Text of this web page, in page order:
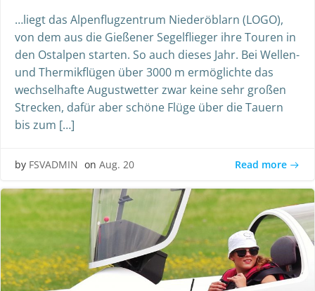
…liegt das Alpenflugzentrum Niederöblarn (LOGO),
von dem aus die Gießener Segelflieger ihre Touren in
den Ostalpen starten. So auch dieses Jahr. Bei Wellen-
und Thermikflügen über 3000 m ermöglichte das
wechselhafte Augustwetter zwar keine sehr großen
Strecken, dafür aber schöne Flüge über die Tauern
bis zum […]
by FSVADMIN on Aug. 20 Read more